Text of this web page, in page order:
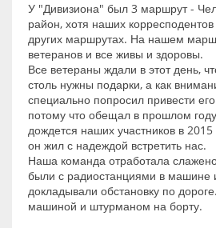
У "Дивизиона" был 3 маршрут -
район, хотя наших
других маршрутах. На нашем
ветеранов и все живы и здоровы.
Все ветераны ждали в этот день,
столь нужны подарки, а как
специально попросил привести
потому что обещал в прошлом
дождется наших участников в
он жил с надеждой встретить нас.
Наша команда отработала
были с радиостанциями в машине
докладывали обстановку по
машиной и штурманом на борту.